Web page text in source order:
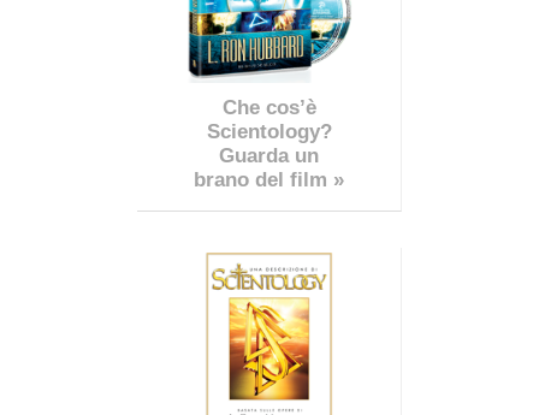
Che cos’è
Scientology?
Guarda un
brano del film »